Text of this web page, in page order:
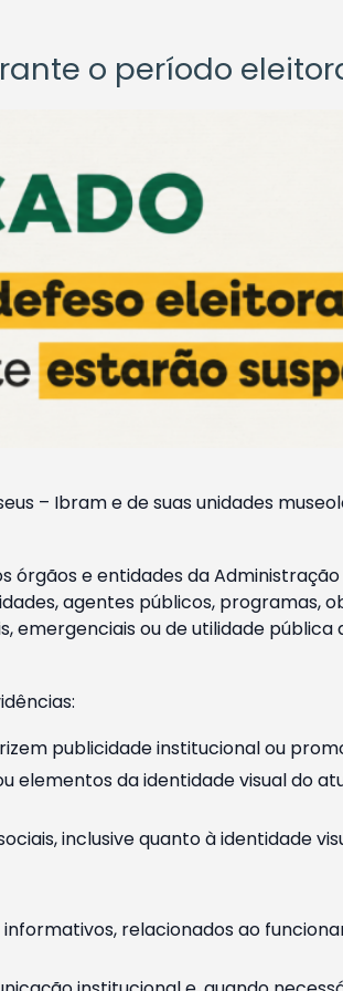
o período
– Ibram e de suas unidades
e entidades da
agentes públicos, programas,
emergenciais ou de utilidade
publicidade institucional ou
elementos da identidade visual do
inclusive quanto à identidade
relacionados ao